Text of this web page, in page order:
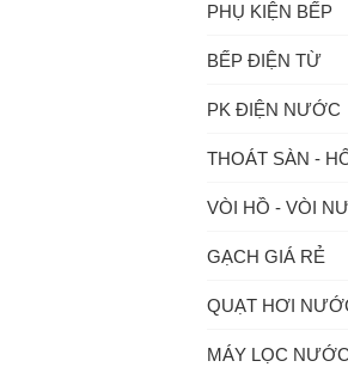
PHỤ KIỆN BẾP
BẾP ĐIỆN TỪ
PK ĐIỆN NƯỚC
THOÁT SÀN -
VÒI HỒ - VÒI
GẠCH GIÁ RẺ
QUẠT HƠI
MÁY LỌC NƯỚC